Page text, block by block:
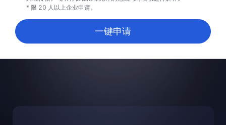
* 限 20 人以上企业申请。
一键申请